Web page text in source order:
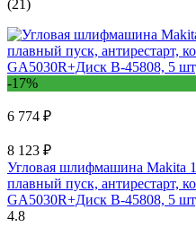
(21)
-17%
6 774 ₽
8 123 ₽
Угловая шлифмашина Makita
плавный пуск, антирестарт,
GA5030R+Диск B-45808, 5
4.8